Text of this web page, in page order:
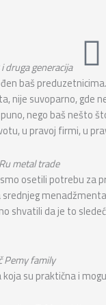
druga generacija
baš
nije suvoparno, gde
nego baš nešto
u pravoj firmi, u
metal trade
osetili potrebu za
shvatili da je to
Pemy family
su praktična i